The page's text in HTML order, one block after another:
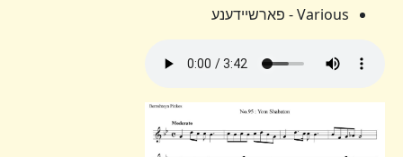
Various - פארשיידענע